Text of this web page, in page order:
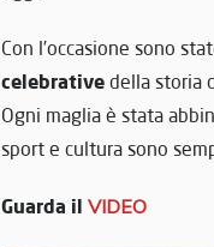
Con l’occasione sono
celebrative della storia
Ogni maglia è stata
sport e cultura sono
Guarda il VIDEO